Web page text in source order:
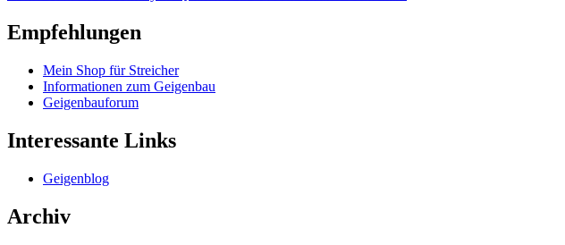
Empfehlungen
Mein Shop für Streicher
Informationen zum Geigenbau
Geigenbauforum
Interessante Links
Geigenblog
Archiv